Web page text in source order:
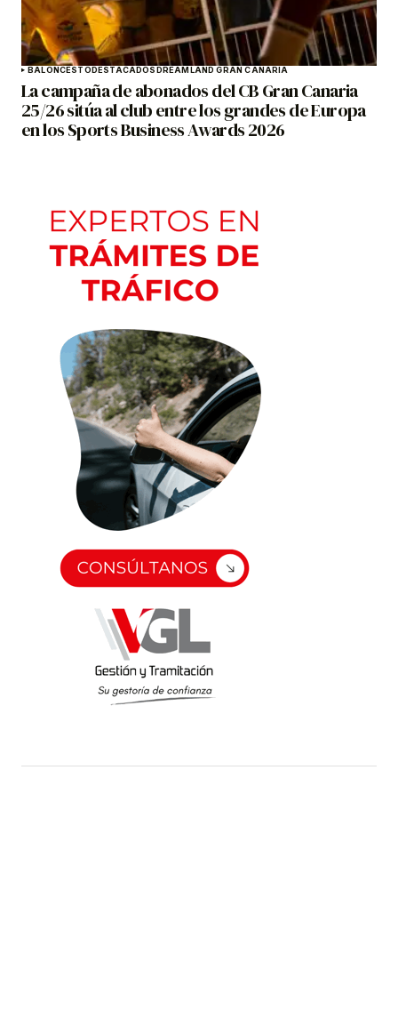
BALONCESTODESTACADOSDREAMLAND GRAN CANARIA
La campaña de abonados del CB Gran Canaria
25/26 sitúa al club entre los grandes de Europa
en los Sports Business Awards 2026